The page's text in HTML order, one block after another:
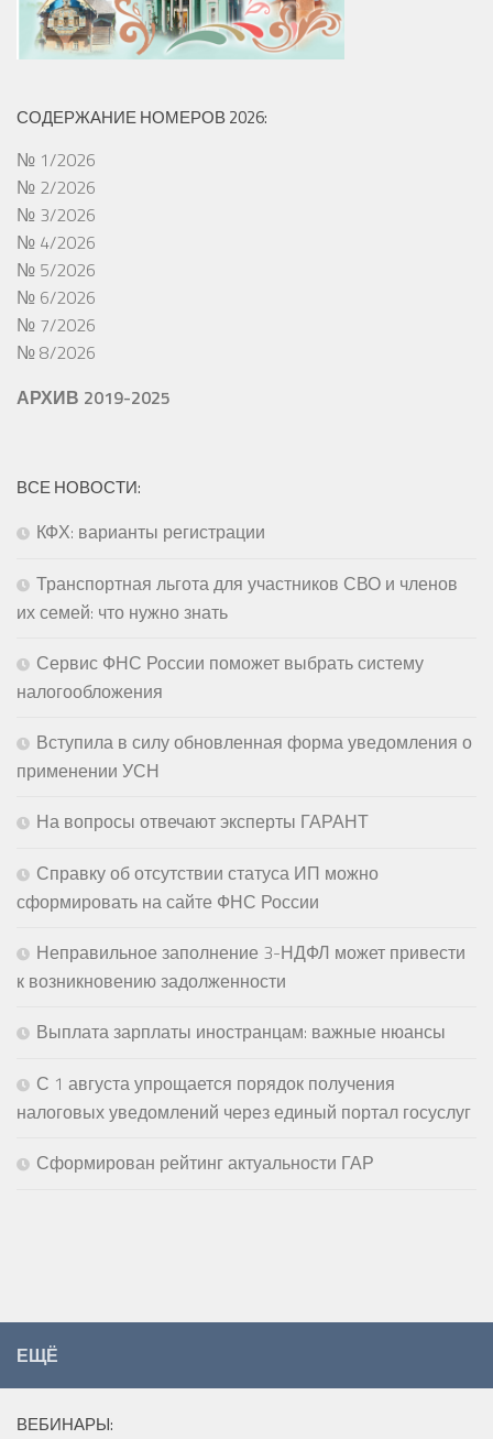
СОДЕРЖАНИЕ НОМЕРОВ 2026:
№ 1/2026
№ 2/2026
№ 3/2026
№ 4/2026
№ 5/2026
№ 6/2026
№ 7/2026
№ 8/2026
АРХИВ 2019-2025
ВСЕ НОВОСТИ:
КФХ: варианты регистрации
Транспортная льгота для участников СВО и членов
их семей: что нужно знать
Сервис ФНС России поможет выбрать систему
налогообложения
Вступила в силу обновленная форма уведомления о
применении УСН
На вопросы отвечают эксперты ГАРАНТ
Справку об отсутствии статуса ИП можно
сформировать на сайте ФНС России
Неправильное заполнение 3-НДФЛ может привести
к возникновению задолженности
Выплата зарплаты иностранцам: важные нюансы
С 1 августа упрощается порядок получения
налоговых уведомлений через единый портал госуслуг
Сформирован рейтинг актуальности ГАР
ЕЩЁ
ВЕБИНАРЫ: